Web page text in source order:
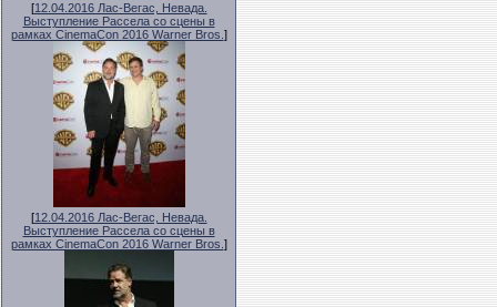
[12.04.2016 Лас-Вегас, Невада.
Выступление Рассела со сцены в
рамках CinemaCon 2016 Warner Bros. ]
[12.04.2016 Лас-Вегас, Невада.
Выступление Рассела со сцены в
рамках CinemaCon 2016 Warner Bros. ]